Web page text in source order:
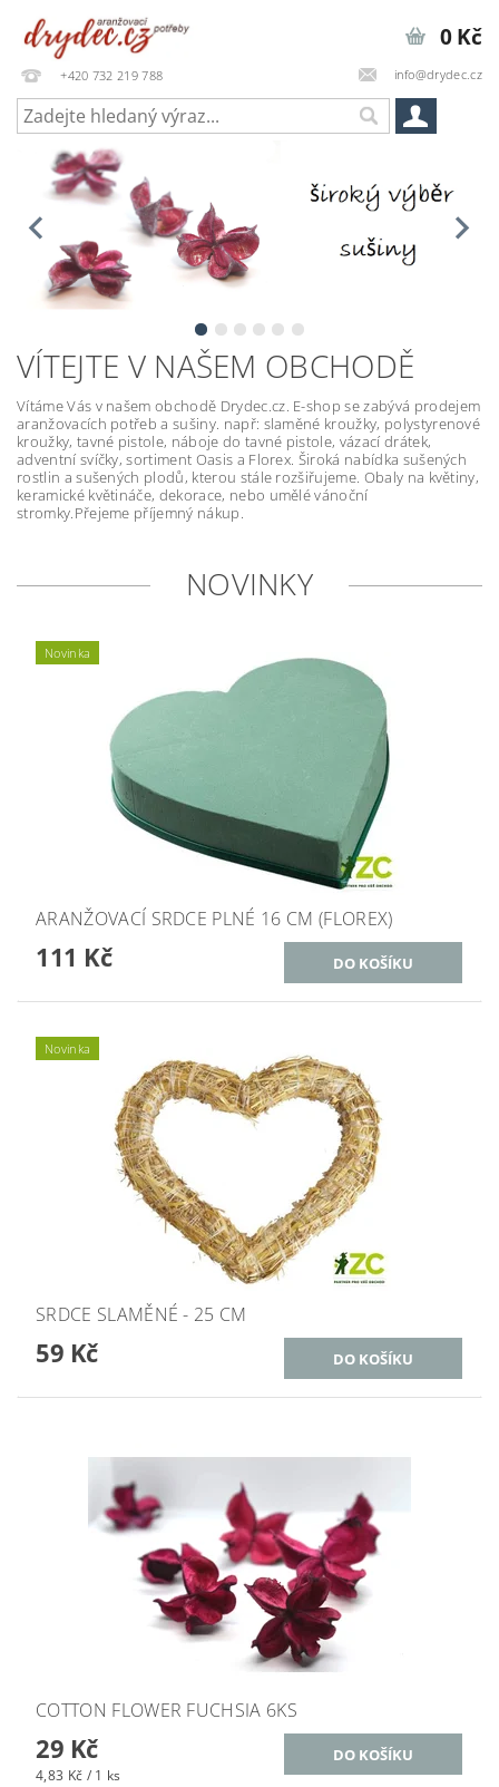
+420 732 219 788 info@drydec.cz
0 Kč
VÍTEJTE V NAŠEM OBCHODĚ
Vítáme Vás v našem obchodě Drydec.cz. E-shop se zabývá prodejem
aranžovacích potřeb a sušiny. např: slaměné kroužky, polystyrenové
kroužky, tavné pistole, náboje do tavné pistole, vázací drátek,
adventní svíčky, sortiment Oasis a Florex. Široká nabídka sušených
rostlin a sušených plodů, kterou stále rozšiřujeme. Obaly na květiny,
keramické květináče, dekorace, nebo umělé vánoční
stromky.Přejeme příjemný nákup.
NOVINKY
Novinka
ARANŽOVACÍ SRDCE PLNÉ 16 CM (FLOREX)
111 Kč
Novinka
SRDCE SLAMĚNÉ - 25 CM
59 Kč
COTTON FLOWER FUCHSIA 6KS
29 Kč
4,83 Kč / 1 ks